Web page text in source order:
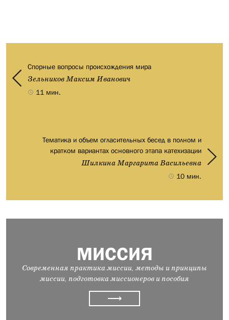
Спорные вопросы происхождения мира
Зельников Максим Иванович
11 мин.
Тематика и объем огласительных бесед в полном и
кратком вариантах основного этапа катехизации
Шилкина Маргарита Васильевна
10 мин.
МИССИЯ
Современная практика миссии, методы и принципы
миссии, подготовка миссионеров и пособия
⟶